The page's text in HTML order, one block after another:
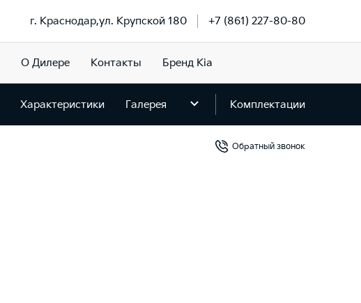
г. Краснодар,ул. Крупской 180 +7 (861) 227-80-80
О Дилере Контакты Бренд Kia
Характеристики Галерея Комплектации
Обратный звонок